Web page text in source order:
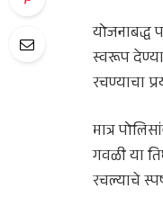
योजनाबद्ध
स्वरूप
रचण्याचा
मात्र
गवळी या
रचल्याचे